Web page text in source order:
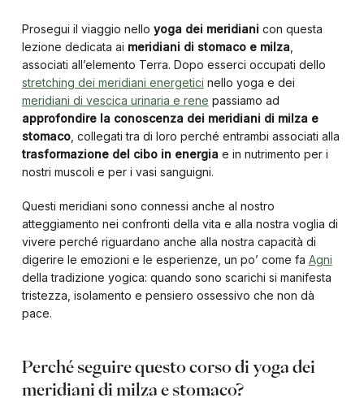
Prosegui il viaggio nello yoga dei meridiani con questa
lezione dedicata ai meridiani di stomaco e milza
associati all’elemento Terra. Dopo esserci occupati dello
stretching dei meridiani energetici nello yoga e dei
meridiani di vescica urinaria e rene passiamo ad
approfondire la conoscenza dei meridiani di milza e
stomaco, collegati tra di loro perché entrambi associati alla
trasformazione del cibo in energia e in nutrimento per i
nostri muscoli e per i vasi sanguigni.
Questi meridiani sono connessi anche al nostro
atteggiamento nei confronti della vita e alla nostra voglia di
vivere perché riguardano anche alla nostra capacità di
digerire le emozioni e le esperienze, un po’ come fa Agni
della tradizione yogica: quando sono scarichi si manifesta
tristezza, isolamento e pensiero ossessivo che non dà
pace.
Perché seguire questo corso di yoga dei
meridiani di milza e stomaco?